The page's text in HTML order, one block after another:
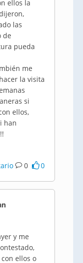
ellos la
las
de
pueda
me
la visita
si
ellos,
han
0 0
y me
ellos o